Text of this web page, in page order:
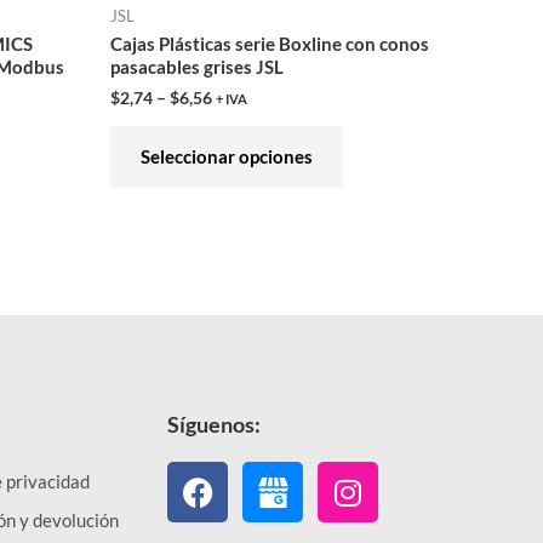
JSL
Cajas Plásticas serie Boxline con conos
pasacables grises JSL
$2,74 – $6,56 + IVA
Seleccionar opciones
página
privacidad
y devolución
Síguenos:
Facebook Instagram